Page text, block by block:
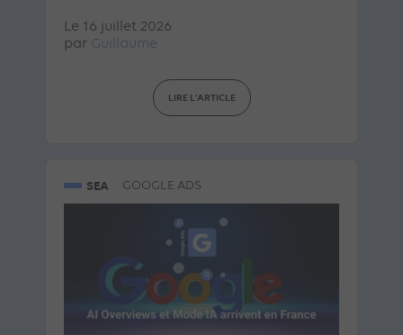
Le 16 juillet 2026
par Guillaume
LIRE L'ARTICLE
SEA GOOGLE ADS